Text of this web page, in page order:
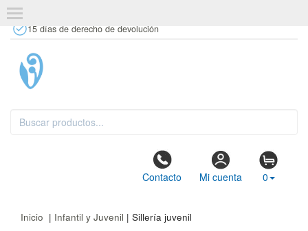
15 días de derecho de devolución
Contacto Mi cuenta 0
Inicio | Infantil y Juvenil | Sillería juvenil